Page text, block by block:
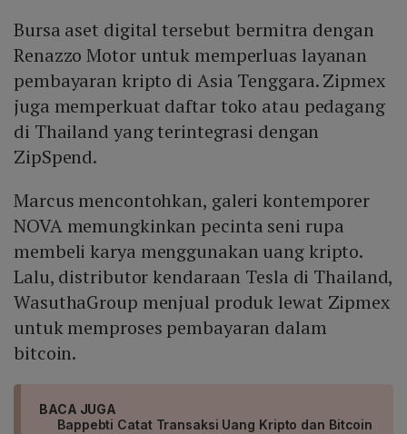
Bursa aset digital tersebut bermitra dengan
Renazzo Motor untuk memperluas layanan
pembayaran kripto di Asia Tenggara. Zipmex
juga memperkuat daftar toko atau pedagang
di Thailand yang terintegrasi dengan
ZipSpend.
Marcus mencontohkan, galeri kontemporer
NOVA memungkinkan pecinta seni rupa
membeli karya menggunakan uang kripto.
Lalu, distributor kendaraan Tesla di Thailand,
WasuthaGroup menjual produk lewat Zipmex
untuk memproses pembayaran dalam
bitcoin.
BACA JUGA
Bappebti Catat Transaksi Uang Kripto dan Bitcoin